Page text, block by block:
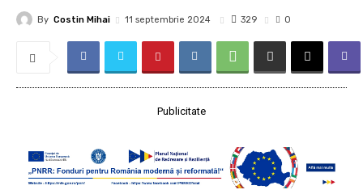
By Costin Mihai 11 septembrie 2024 329 0
Publicitate